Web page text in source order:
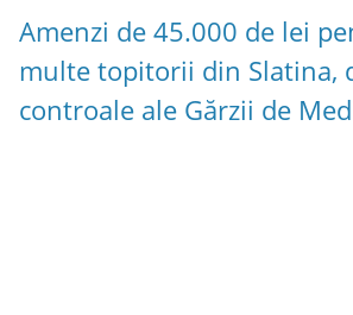
Amenzi de 45.000 de lei
multe topitorii din Slatina,
controale ale Gărzii de